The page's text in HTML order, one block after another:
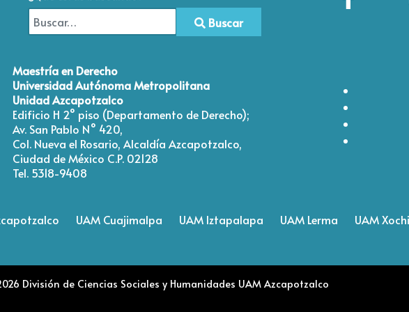
Buscar
Maestría en Derecho
Universidad Autónoma Metropolitana
Unidad Azcapotzalco
Edificio H 2° piso (Departamento de Derecho);
Av. San Pablo N° 420,
Col. Nueva el Rosario, Alcaldía Azcapotzalco,
Ciudad de México C.P. 02128
Tel. 5318-9408
UAM Cuajimalpa UAM Iztapalapa UAM Lerma UAM
División de Ciencias Sociales y Humanidades UAM Azcapotzalco